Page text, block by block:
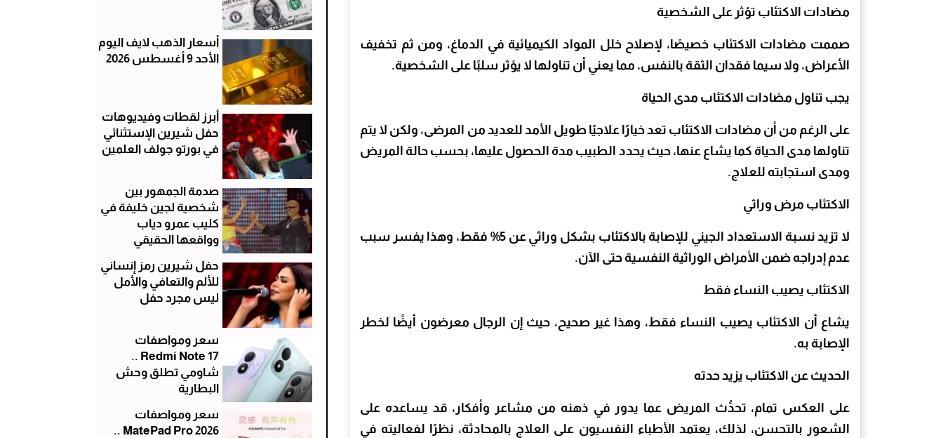
مضادات الاكتئاب تؤثر على الشخصية
صممت مضادات الاكتئاب خصيصًا، لإصلاح خلل المواد الكيميائية في الدماغ، ومن ثم تخفيف
الأعراض، ولا سيما فقدان الثقة بالنفس، مما يعني أن تناولها لا يؤثر سلبًا على الشخصية.
يجب تناول مضادات الاكتئاب مدى الحياة
على الرغم من أن مضادات الاكتئاب تعد خيارًا علاجيًا طويل الأمد للعديد من المرضى، ولكن لا يتم
تناولها مدى الحياة كما يشاع عنها، حيث يحدد الطبيب مدة الحصول عليها، بحسب حالة المريض
ومدى استجابته للعلاج.
الاكتئاب مرض وراثي
لا تزيد نسبة الاستعداد الجيني للإصابة بالاكتئاب بشكل وراثي عن 5% فقط، وهذا يفسر سبب
عدم إدراجه ضمن الأمراض الوراثية النفسية حتى الآن.
الاكتئاب يصيب النساء فقط
يشاع أن الاكتئاب يصيب النساء فقط، وهذا غير صحيح، حيث إن الرجال معرضون أيضًا لخطر
الإصابة به.
الحديث عن الاكتئاب يزيد حدته
على العكس تمام، تحدَُث المريض عما يدور في ذهنه من مشاعر وأفكار، قد يساعده على
الشعور بالتحسن، لذلك، يعتمد الأطباء النفسيون على العلاج بالمحادثة، نظرًا لفعاليته في
أسعار الذهب لايف اليوم
الأحد 9 أغسطس 2026
أبرز لقطات وفيديوهات
حفل شيرين الإستثنائي
في بورتو جولف العلمين
صدمة الجمهور بين
شخصية لجين خليفة في
كليب عمرو دياب
وواقعها الحقيقي
حفل شيرين رمز إنساني
للألم والتعافي والأمل
ليس مجرد حفل
سعر ومواصفات
Redmi Note 17 ..
شاومي تطلق وحش
البطارية
سعر ومواصفات
MatePad Pro 2026 ..